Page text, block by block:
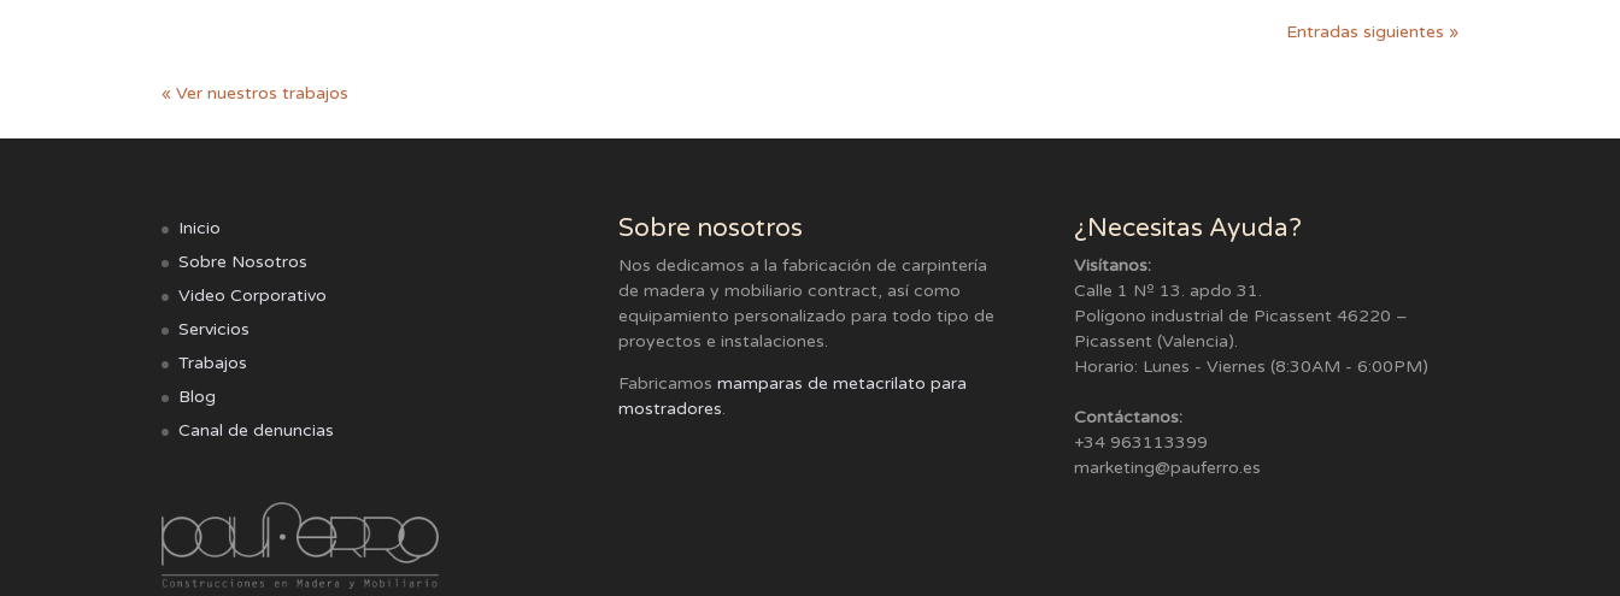
Entradas siguientes »
« Ver nuestros trabajos
Inicio
Sobre Nosotros
Video Corporativo
Servicios
Trabajos
Blog
Canal de denuncias
Sobre nosotros
Nos dedicamos a la fabricación de carpintería
de madera y mobiliario contract, así como
equipamiento personalizado para todo tipo de
proyectos e instalaciones.
Fabricamos mamparas de metacrilato para
mostradores.
¿Necesitas Ayuda?
Visítanos:
Calle 1 Nº 13. apdo 31.
Polígono industrial de Picassent 46220 –
Picassent (Valencia).
Horario: Lunes - Viernes (8:30AM - 6:00PM)
Contáctanos:
+34 963113399
marketing@pauferro.es